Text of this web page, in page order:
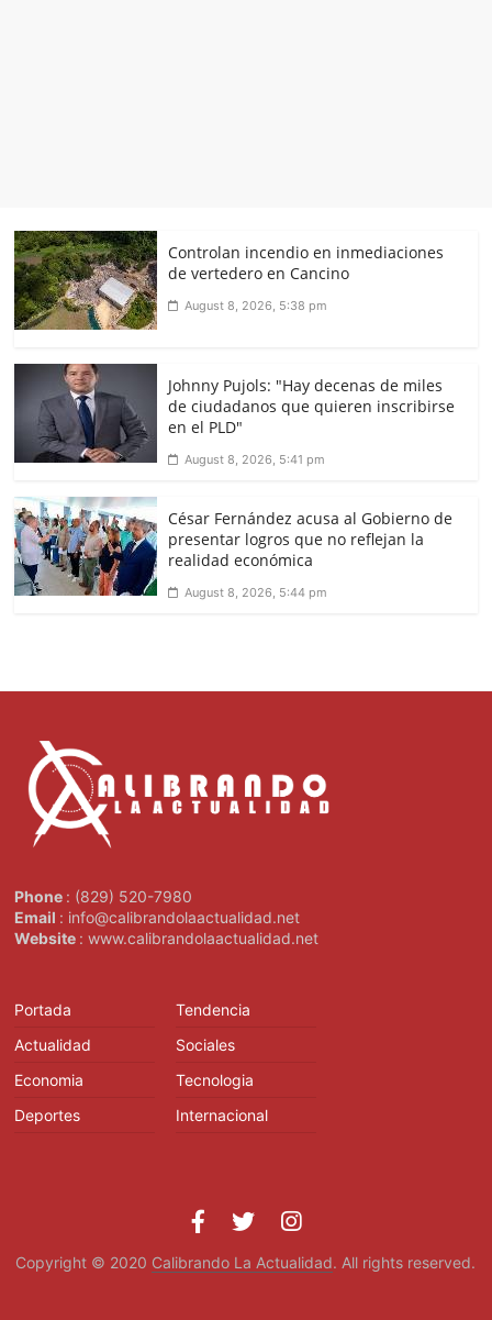
Controlan incendio en inmediaciones
de vertedero en Cancino
August 8, 2026, 5:38 pm
Johnny Pujols: "Hay decenas de miles
de ciudadanos que quieren inscribirse
en el PLD"
August 8, 2026, 5:41 pm
César Fernández acusa al Gobierno de
presentar logros que no reflejan la
realidad económica
August 8, 2026, 5:44 pm
Phone : (829) 520-7980
Email : info@calibrandolaactualidad.net
Website : www.calibrandolaactualidad.net
Portada
Actualidad
Economia
Deportes
Tendencia
Sociales
Tecnologia
Internacional
Copyright © 2020 Calibrando La Actualidad. All rights reserved.